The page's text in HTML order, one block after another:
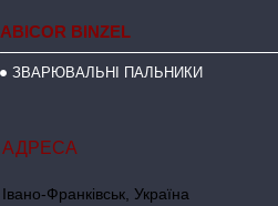
ABICOR BINZEL
ЗВАРЮВАЛЬНІ ПАЛЬНИКИ
Івано-Франківськ, Україна